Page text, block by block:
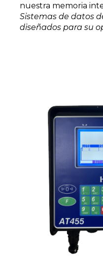
nuestra memoria
Sistemas de datos
diseñados para su